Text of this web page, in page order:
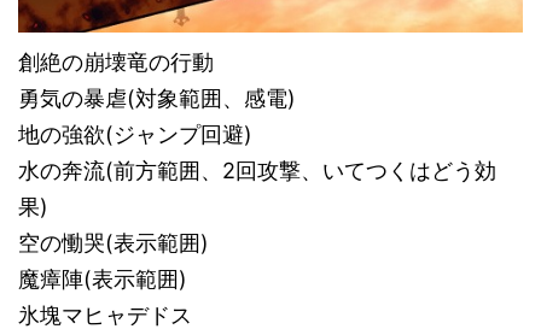
創絶の崩壊竜の行動
勇気の暴虐(対象範囲、感電)
地の強欲(ジャンプ回避)
水の奔流(前方範囲、2回攻撃、いてつくはどう効
果)
空の慟哭(表示範囲)
魔瘴陣(表示範囲)
氷塊マヒャデドス